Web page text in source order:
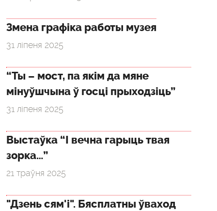
Змена графіка работы музея
31 ліпеня 2025
“Ты – мост, па якім да мяне
мінуўшчына ў госці прыходзіць”
31 ліпеня 2025
Выстаўка “І вечна гарыць твая
зорка…”
21 траўня 2025
"Дзень сям'і". Бясплатны ўваход